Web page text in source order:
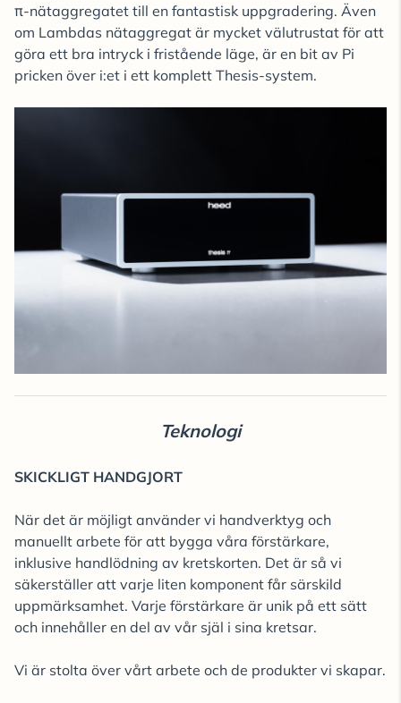
π-nätaggregatet till en fantastisk uppgradering. Även
om Lambdas nätaggregat är mycket välutrustat för att
göra ett bra intryck i fristående läge, är en bit av Pi
pricken över i:et i ett komplett Thesis-system.
Teknologi
SKICKLIGT HANDGJORT
När det är möjligt använder vi handverktyg och
manuellt arbete för att bygga våra förstärkare,
inklusive handlödning av kretskorten. Det är så vi
säkerställer att varje liten komponent får särskild
uppmärksamhet. Varje förstärkare är unik på ett sätt
och innehåller en del av vår själ i sina kretsar.
Vi är stolta över vårt arbete och de produkter vi skapar.